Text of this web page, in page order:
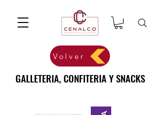
Volver
GALLETERIA, CONFITERIA Y SNACKS